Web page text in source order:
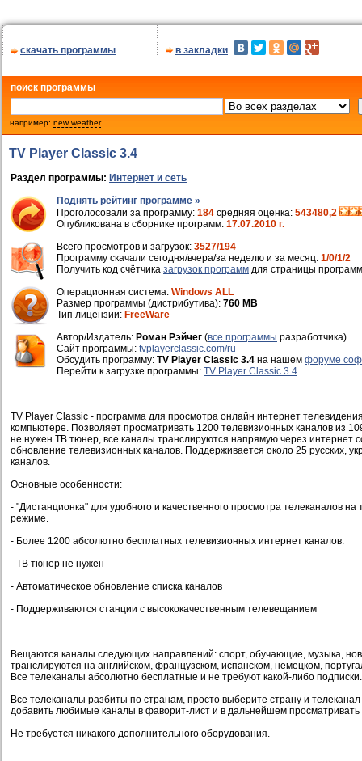
скачать программы в закладки
поиск программы
например: new weather
TV Player Classic 3.4
Раздел программы: Интернет и сеть
Поднять рейтинг программе »
Проголосовали за программу: 184 средняя оценка: 543480,2
Опубликована в сборнике программ: 17.07.2010 г.
Всего просмотров и загрузок: 3527/194
Программу скачали сегодня/вчера/за неделю и за месяц: 1/0/1/2
Получить код счётчика загрузок программ для страницы
Операционная система: Windows ALL
Размер программы (дистрибутива): 760 MB
Тип лицензии: FreeWare
Автор/Издатель: Роман Рэйчег (все программы разработчика)
Cайт программы: tvplayerclassic.com/ru
Обсудить программу: TV Player Classic 3.4 на нашем форуме
Перейти к загрузке программы: TV Player Classic 3.4
TV Player Classic - программа для просмотра онлайн интернет
компьютере. Позволяет просматривать 1200 телевизионных каналов из
не нужен ТВ тюнер, все каналы транслируются напрямую через интернет
обновление телевизионных каналов. Поддерживается около 25 русских,
каналов.
Основные особенности:
- "Дистанционка" для удобного и качественного просмотра телеканалов
режиме.
- Более 1200 абсолютно бесплатных телевизионных интернет каналов.
- ТВ тюнер не нужен
- Автоматическое обновление списка каналов
- Поддерживаются станции с высококачественным телевещанием
Вещаются каналы следующих направлений: спорт, обучающие, музыка,
транслируются на английском, французском, испанском, немецком,
Все телеканалы абсолютно бесплатные и не требуют какой-либо подписки.
Все телеканалы разбиты по странам, просто выберите страну и
добавить любимые каналы в фаворит-лист и в дальнейшем просматривать
Не требуется никакого дополнительного оборудования.